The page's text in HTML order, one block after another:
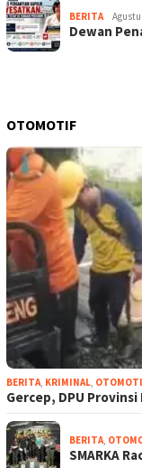
BERITA
Dewan
OTOMOTIF
BERITA, KRIMINAL,
Gercep, DPU
BERITA,
SMARKA